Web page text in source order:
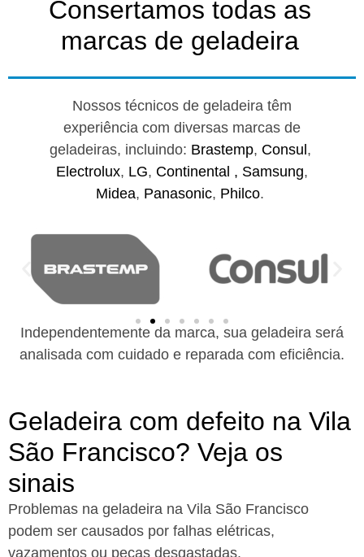
Consertamos todas as
marcas de geladeira
Nossos técnicos de geladeira têm
experiência com diversas marcas de
geladeiras, incluindo: Brastemp, Consul ,
Electrolux, LG, Continental , Samsung,
Midea, Panasonic, Philco.
Independentemente da marca, sua geladeira será
analisada com cuidado e reparada com eficiência.
Geladeira com defeito na Vila
São Francisco? Veja os
sinais
Problemas na geladeira na Vila São Francisco
podem ser causados por falhas elétricas,
vazamentos ou peças desgastadas.